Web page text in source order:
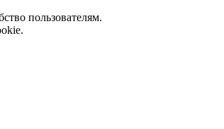
пользователям.